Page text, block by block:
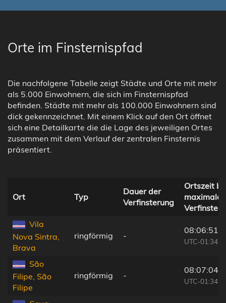
Orte im Finsternispfad
Die nachfolgene Tabelle zeigt Städte und Orte mit mehr
als 5.000 Einwohnern, die sich im Finsternispfad
befinden. Städte mit mehr als 100.000 Einwohnern sind
dick gekennzeichnet. Mit einem Klick auf den Ort öffnet
sich eine Detailkarte die die Lage des jeweiligen Ortes
zusammen mit dem Verlauf der zentralen Finsternis
präsentiert.
Ort Typ
Dauer der
Verfinsterung
Ortszeit
maximaler
Vila
Nova Sintra,
Brava
ringförmig -
08:06:51
UTC-01:34
São
Filipe, São
Filipe
ringförmig -
08:07:04
UTC-01:34